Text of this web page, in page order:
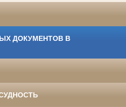
ДОКУМЕНТОВ В